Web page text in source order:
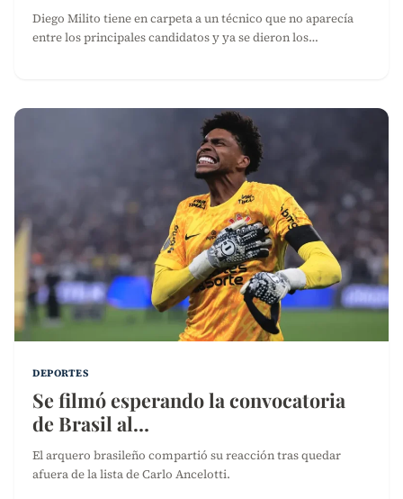
Diego Milito tiene en carpeta a un técnico que no aparecía
entre los principales candidatos y ya se dieron los…
DEPORTES
Se filmó esperando la convocatoria
de Brasil al…
El arquero brasileño compartió su reacción tras quedar
afuera de la lista de Carlo Ancelotti.